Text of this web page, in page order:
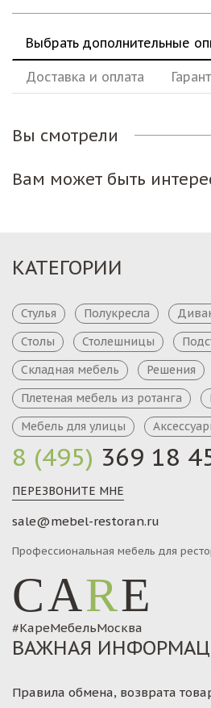
Выбрать дополнительные
Доставка и оплата
Вы смотрели
Вам может быть
8 (495) 369 18
ПЕРЕЗВОНИТЕ МНЕ
sale@mebel-restoran.ru
Профессиональная мебель для
CARE
#КареМебельМосква
КАТЕГОРИИ
Стулья Полукресла
Столы
Столешницы
Складная мебель
Решения
Плетеная мебель из ротанга
Мебель для улицы
ВАЖНАЯ
Правила обмена, возврата